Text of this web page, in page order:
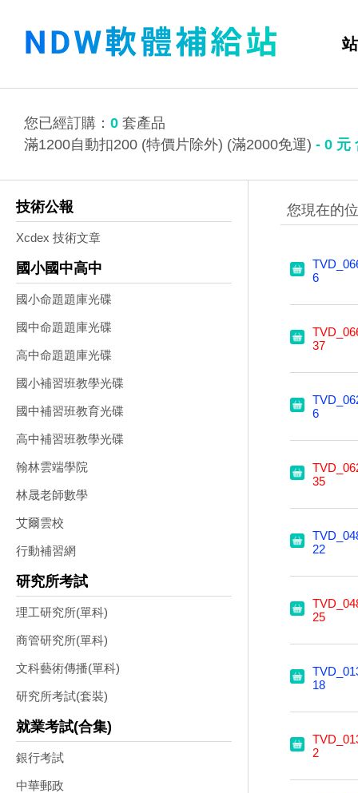
您已經訂購： 0 套產品
滿1200自動扣200 (特價片除外) (滿2000免運) - 0 元
技術公報
Xcdex 技術文章
國小國中高中
國小命題題庫光碟
國中命題題庫光碟
高中命題題庫光碟
國小補習班教學光碟
國中補習班教育光碟
高中補習班教學光碟
翰林雲端學院
林晟老師數學
艾爾雲校
行動補習網
研究所考試
理工研究所(單科)
商管研究所(單科)
文科藝術傳播(單科)
研究所考試(套裝)
就業考試(合集)
銀行考試
中華郵政
6
37
6
35
22
25
18
2